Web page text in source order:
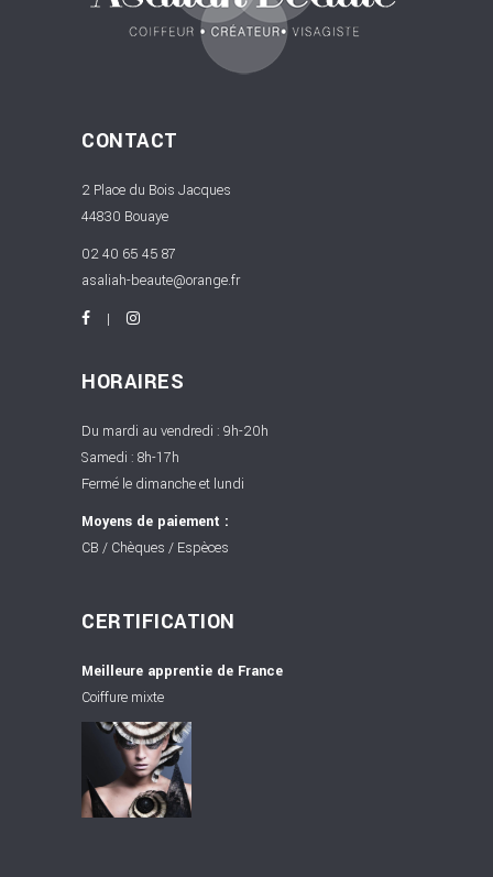
CONTACT
2 Place du Bois Jacques
44830 Bouaye
02 40 65 45 87
asaliah-beaute@orange.fr
HORAIRES
Du mardi au vendredi : 9h-20h
Samedi : 8h-17h
Fermé le dimanche et lundi
Moyens de paiement :
CB / Chèques / Espèces
CERTIFICATION
Meilleure apprentie de France
Coiffure mixte